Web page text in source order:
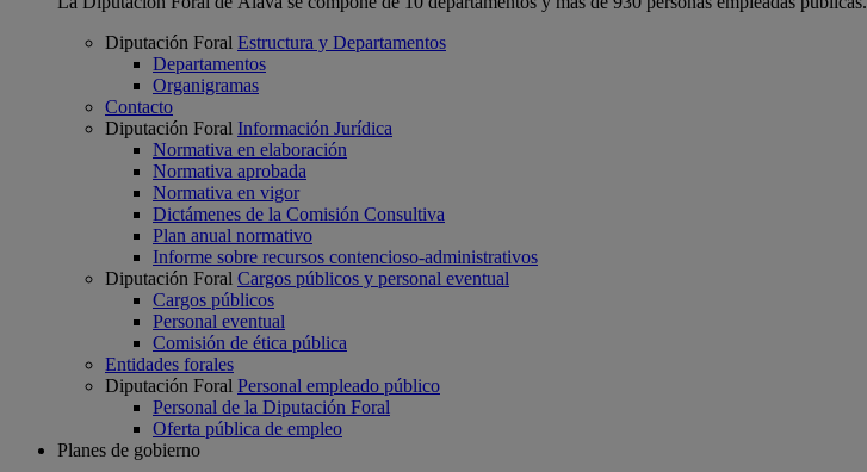
Diputación Foral Estructura y Departamentos
Departamentos
Organigramas
Contacto
Diputación Foral Información Jurídica
Normativa en elaboración
Normativa aprobada
Normativa en vigor
Dictámenes de la Comisión Consultiva
Plan anual normativo
Informe sobre recursos contencioso-administrativos
Diputación Foral Cargos públicos y personal eventual
Cargos públicos
Personal eventual
Comisión de ética pública
Entidades forales
Diputación Foral Personal empleado público
Personal de la Diputación Foral
Oferta pública de empleo
Planes de gobierno